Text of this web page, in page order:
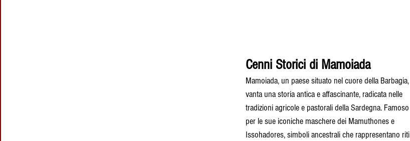
Cenni Storici di Mamoiada
Mamoiada, un paese situato nel cuore della Barbagia,
vanta una storia antica e affascinante, radicata nelle
tradizioni agricole e pastorali della Sardegna. Famoso
per le sue iconiche maschere dei Mamuthones e
Issohadores, simboli ancestrali che rappresentano riti